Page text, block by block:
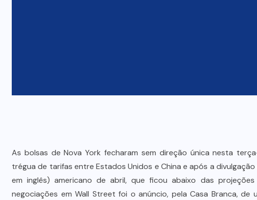
As bolsas de Nova York fecharam sem direção única nesta
trégua de tarifas entre Estados Unidos e China e após a
em inglês) americano de abril, que ficou abaixo das
negociações em Wall Street foi o anúncio, pela Casa Branca,